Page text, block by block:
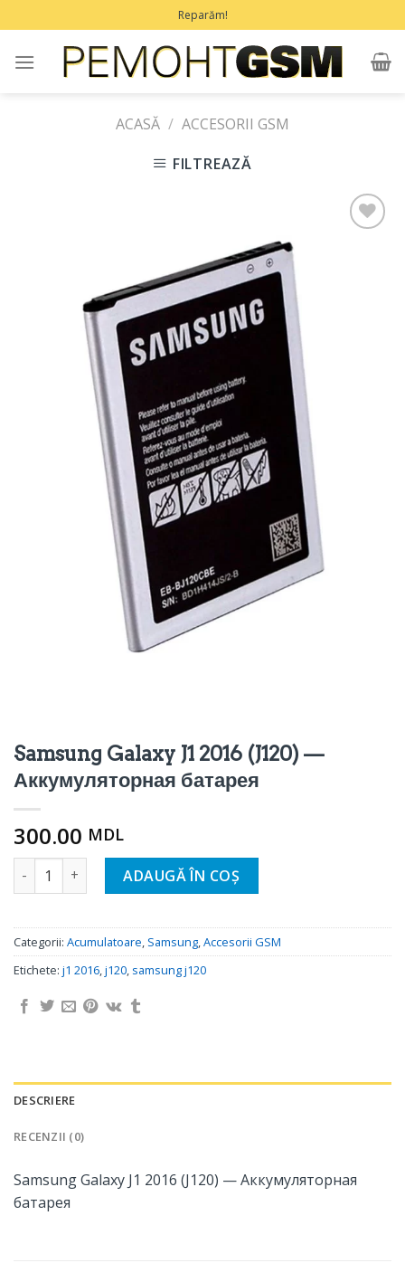
la
conținut
Reparăm!
ACASĂ / ACCESORII GSM
FILTREAZĂ
Samsung Galaxy J1 2016 (J120) —
Аккумуляторная батарея
300.00 MDL
Cantitate Samsung Galaxy J1 2016 (J120) -
ADAUGĂ ÎN COȘ
Categorii: Acumulatoare Samsung Accesorii GSM
Etichete: j1 2016 j120 samsung j120
DESCRIERE
RECENZII (0)
Samsung Galaxy J1 2016 (J120) — Аккумуляторная
батарея